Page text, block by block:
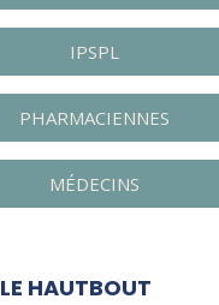
IPSPL
PHARMACIENNES
MÉDECINS
HAUTBOUT